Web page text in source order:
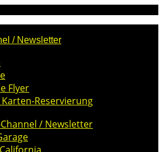
/ Newsletter
Flyer
Reservierung
/ Newsletter